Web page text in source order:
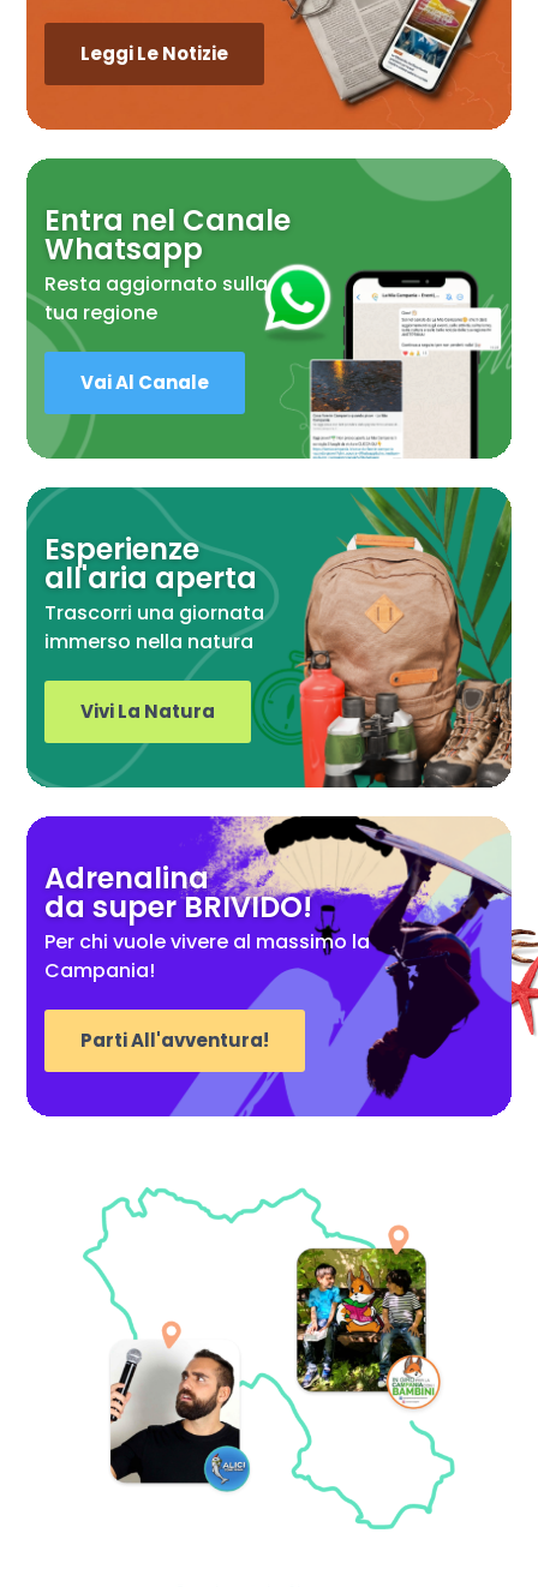
Leggi Le Notizie
Entra nel Canale
Whatsapp
Resta aggiornato sulla
tua regione
Vai Al Canale
Esperienze
all'aria aperta
Trascorri una giornata
immerso nella natura
Vivi La Natura
Adrenalina
da super BRIVIDO!
Per chi vuole vivere al massimo la
Campania!
Parti All'avventura!